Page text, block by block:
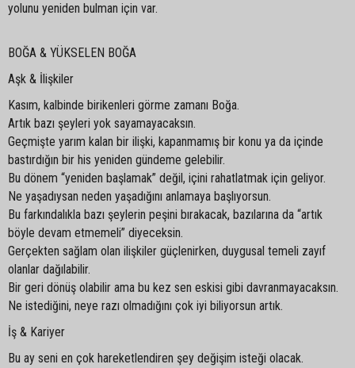
yolunu yeniden bulman için var.
BOĞA & YÜKSELEN BOĞA
Aşk & İlişkiler
Kasım, kalbinde birikenleri görme zamanı Boğa.
Artık bazı şeyleri yok sayamayacaksın.
Geçmişte yarım kalan bir ilişki, kapanmamış bir konu ya da içinde
bastırdığın bir his yeniden gündeme gelebilir.
Bu dönem “yeniden başlamak” değil, içini rahatlatmak için geliyor.
Ne yaşadıysan neden yaşadığını anlamaya başlıyorsun.
Bu farkındalıkla bazı şeylerin peşini bırakacak, bazılarına da “artık
böyle devam etmemeli” diyeceksin.
Gerçekten sağlam olan ilişkiler güçlenirken, duygusal temeli zayıf
olanlar dağılabilir.
Bir geri dönüş olabilir ama bu kez sen eskisi gibi davranmayacaksın.
Ne istediğini, neye razı olmadığını çok iyi biliyorsun artık.
İş & Kariyer
Bu ay seni en çok hareketlendiren şey değişim isteği olacak.